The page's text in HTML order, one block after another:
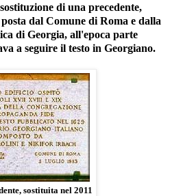
di una precedente,
dal Comune di Roma e dalla
di Georgia, all'epoca parte
a seguire il testo in Georgiano.
sostituita nel 2011